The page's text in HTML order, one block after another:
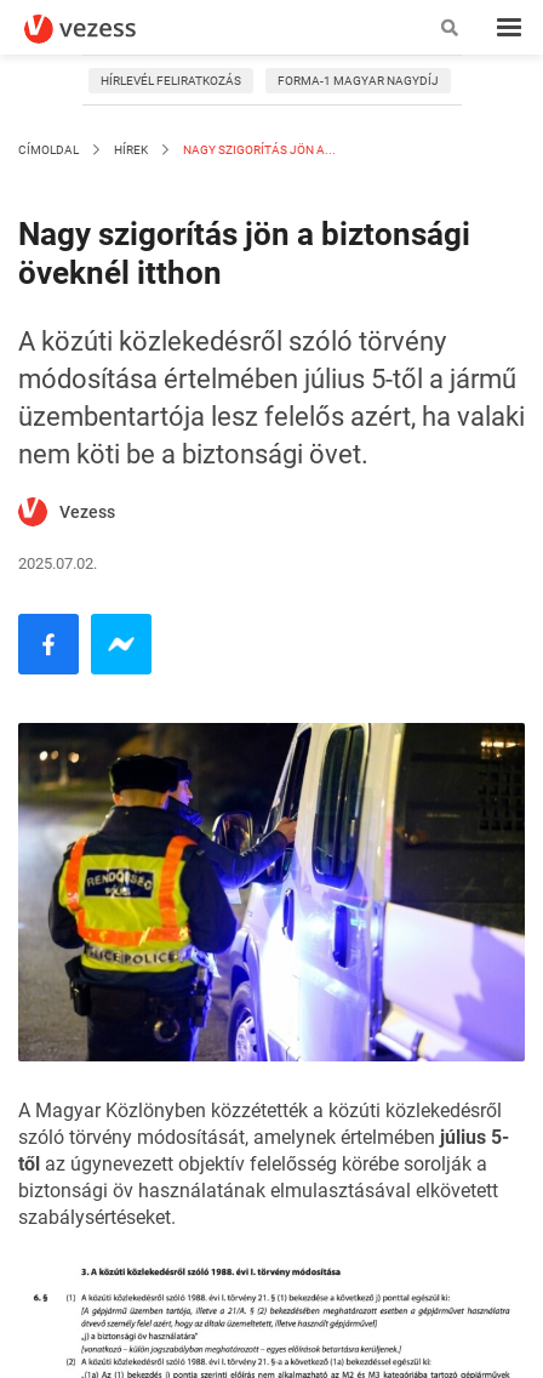
HÍRLEVÉL FELIRATKOZÁS FORMA-1 MAGYAR NAGYDÍJ
CÍMOLDAL HÍREK NAGY SZIGORÍTÁS JÖN A...
Nagy szigorítás jön a biztonsági
öveknél itthon
A közúti közlekedésről szóló törvény
módosítása értelmében július 5-től a jármű
üzembentartója lesz felelős azért, ha valaki
nem köti be a biztonsági övet.
Vezess
2025.07.02.
A Magyar Közlönyben közzétették a közúti közlekedésről
szóló törvény módosítását, amelynek értelmében július 5-
től az úgynevezett objektív felelősség körébe sorolják a
biztonsági öv használatának elmulasztásával elkövetett
szabálysértéseket.